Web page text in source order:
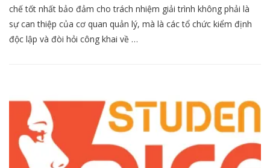
chế tốt nhất bảo đảm cho trách nhiệm giải trình không phải là
sự can thiệp của cơ quan quản lý, mà là các tổ chức kiểm định
độc lập và đòi hỏi công khai về …